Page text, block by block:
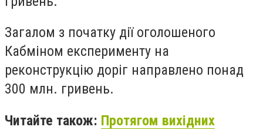
Загалом з початку дії оголошеного
Кабміном експерименту на
реконструкцію доріг направлено понад
300 млн. гривень.
Читайте також: Протягом вихідних